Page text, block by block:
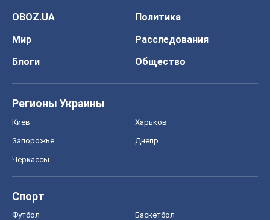
OBOZ.UA
Политика
Мир
Расследования
Блоги
Общество
Регионы Украины
Киев Харьков
Запорожье Днепр
Черкассы
Спорт
Футбол Баскетбол